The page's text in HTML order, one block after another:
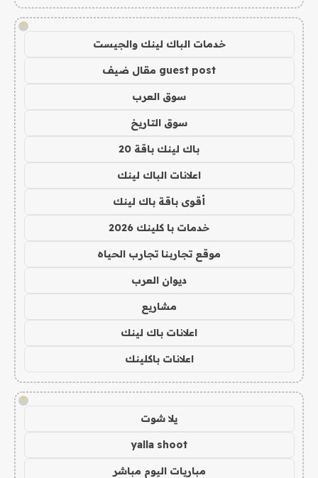
!
خدمات الباك لينك والجيست
guest post مقال ضيف
سوق العرب
سوق التاريخ
باك لينك باقة 20
اعلانات الباك لينك
أقوى باقة باك لينك
خدمات با كلينك 2026
موقع تجاربنا تجارب الحياه
ديوان العرب
مشاريع
اعلانات باك لينك
اعلانات باكلينك
!
يلا شوت
yalla shoot
مباريات اليوم مباشر